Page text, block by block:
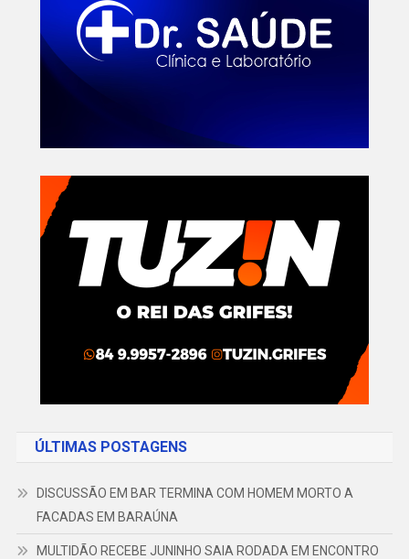
ÚLTIMAS POSTAGENS
DISCUSSÃO EM BAR TERMINA COM HOMEM MORTO A
FACADAS EM BARAÚNA
MULTIDÃO RECEBE JUNINHO SAIA RODADA EM ENCONTRO